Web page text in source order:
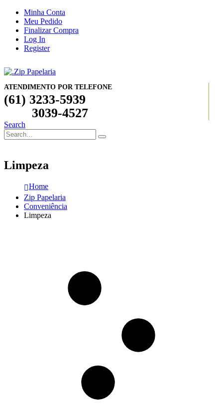
Minha Conta
Meu Pedido
Finalizar Compra
Log In
Register
ATENDIMENTO POR TELEFONE
(61) 3233-5939
3039-4527
Search
Limpeza
Home
Zip Papelaria
Conveniência
Limpeza